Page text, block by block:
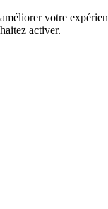
votre
activer.